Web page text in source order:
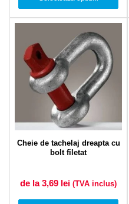
Cheie de tachelaj dreapta cu
bolt filetat
de la 3,69 lei (TVA inclus)